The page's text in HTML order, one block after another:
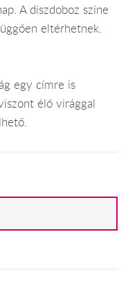
A díszdoboz színe
eltérhetnek.
egy címre is
élő virággal